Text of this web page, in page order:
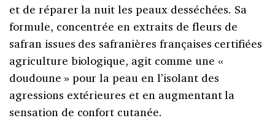
et de réparer la nuit les peaux desséchées. Sa
formule, concentrée en extraits de fleurs de
safran issues des safranières françaises certifiées
agriculture biologique, agit comme une «
doudoune » pour la peau en l’isolant des
agressions extérieures et en augmentant la
sensation de confort cutanée.